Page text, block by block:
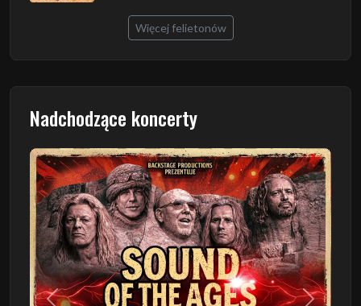
Więcej felietonów
Nadchodzące koncerty